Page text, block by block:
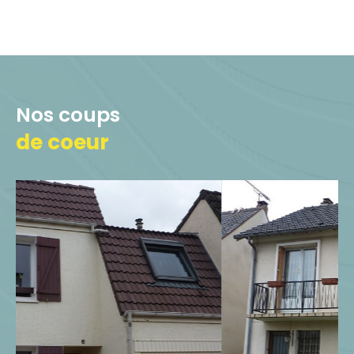
gagner du temps en vous épargnant
emploierons à répondre à vos besoins
en respectant vos critères de
recherche. Vous trouverez à
IMMOBILIERun accompagnement et
des conseils personnalisés en fonction
de votre projet et de toutes ses
spécificités.
Vendez votre maison ou
votre appartement à
Nos coups
de coeur